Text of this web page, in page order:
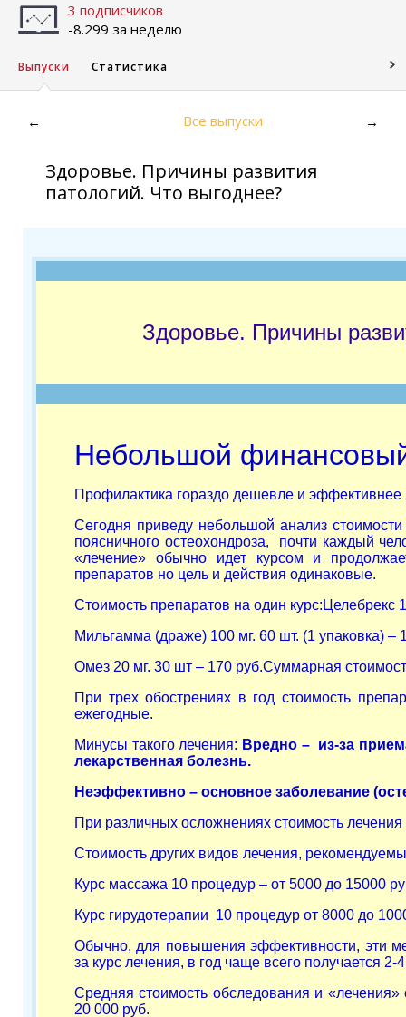
3 подписчиков
-8.299 за неделю
Выпуски Статистика
← Все выпуски →
Здоровье. Причины развития
патологий. Что выгоднее?
Здоровье. Причины
Небольшой
Профилактика гораздо дешевле и
Сегодня приведу небольшой анализ
поясничного остеохондроза, почти каждый
«лечение» обычно идет курсом и
препаратов но цель и действия одинаковые.
Стоимость препаратов на один курс: Целебрекс
Мильгамма (драже) 100 мг. 60 шт. (1 упаковка) –
Омез 20 мг. 30 шт – 170 руб.Суммарная
При трех обострениях в год стоимость
ежегодные.
Минусы такого лечения: Вредно – из-за
лекарственная болезнь.
Неэффективно – основное заболевание
При различных осложнениях стоимость лечения
Стоимость других видов лечения,
Курс массажа 10 процедур – от 5000 до 15000
Курс гирудотерапии 10 процедур от 8000 до
Обычно, для повышения эффективности, эти
за курс лечения, в год чаще всего получается
Средняя стоимость обследования и
20 000 руб.